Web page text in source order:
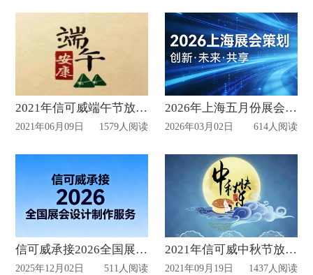
2021年信可威端午节放假通知
2021年06月09日 1579人阅读
2026年上海五月份展会布局策划表
2026年03月02日 614人阅读
信可威承接2026全国展会设计制作服务
2025年12月02日 511人阅读
2021年信可威中秋节放假通知
2021年09月19日 1437人阅读